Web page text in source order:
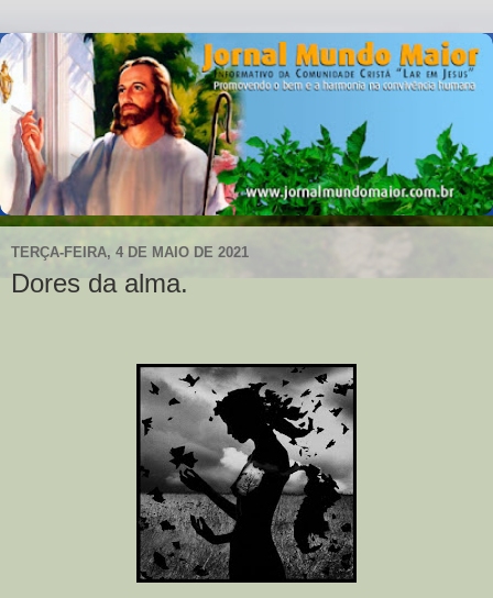
TERÇA-FEIRA, 4 DE MAIO DE 2021
Dores da alma.